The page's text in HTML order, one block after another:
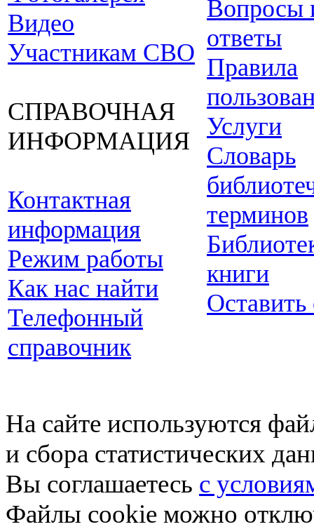
Видео
Участникам СВО
СПРАВОЧНАЯ
ИНФОРМАЦИЯ
Контактная
информация
Режим работы
Как нас найти
Телефонный
справочник
Вопросы
ответы
Правила
Услуги
Словарь
терминов
книги
Оставить
На сайте используются
и сбора статистических
Вы соглашаетесь с
Файлы cookie можно